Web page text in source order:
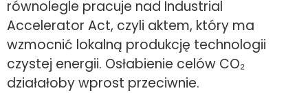
równolegle pracuje nad Industrial
Accelerator Act, czyli aktem, który ma
wzmocnić lokalną produkcję technologii
czystej energii. Osłabienie celów CO₂
działałoby wprost przeciwnie.